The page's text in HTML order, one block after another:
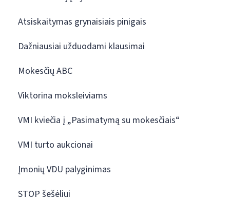
Atsiskaitymas grynaisiais pinigais
Dažniausiai užduodami klausimai
Mokesčių ABC
Viktorina moksleiviams
VMI kviečia į „Pasimatymą su mokesčiais“
VMI turto aukcionai
Įmonių VDU palyginimas
STOP šešėliui